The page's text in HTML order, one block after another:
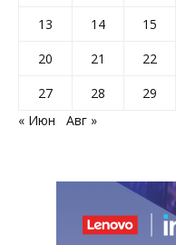
13
14 15
20
21 22
27
28 29
« Июн
Авг »